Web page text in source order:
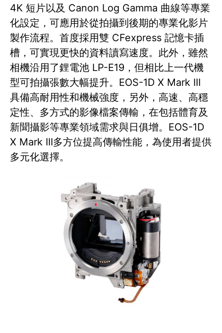
4K 短片以及 Canon Log Gamma 曲線等專業
化設定，可應用於從拍攝到後期的專業化影片
製作流程。首度採用雙 CFexpress 記憶卡插
槽，可實現更快的資料讀寫速度。此外，雖然
相機沿用了鋰電池 LP-E19，但相比上一代機
型可拍攝張數大幅提升。EOS-1D X Mark III
具備高耐用性和機械強度，另外，高速、高穩
定性、多方式的影像檔案傳輸，在包括體育及
新聞攝影等專業領域需求與日俱增。EOS-1D
X Mark III多方位提高傳輸性能，為使用者提供
多元化選擇。